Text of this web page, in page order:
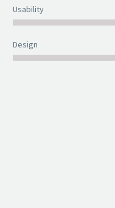
Usability
Design